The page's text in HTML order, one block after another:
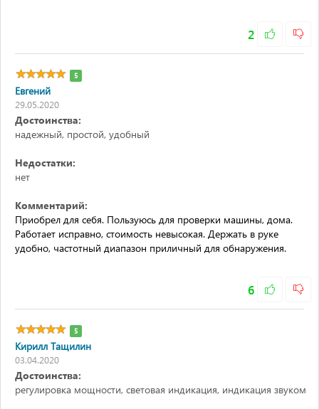
2
5
Евгений
29.05.2020
Достоинства:
надежный, простой, удобный
Недостатки:
нет
Комментарий:
Приобрел для себя. Пользуюсь для проверки машины, дома.
Работает исправно, стоимость невысокая. Держать в руке
удобно, частотный диапазон приличный для обнаружения.
6
5
Кирилл Тащилин
03.04.2020
Достоинства:
регулировка мощности, световая индикация, индикация звуком